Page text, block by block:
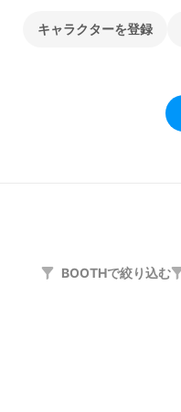
キャラクターを登録
BOOTHで絞り込む